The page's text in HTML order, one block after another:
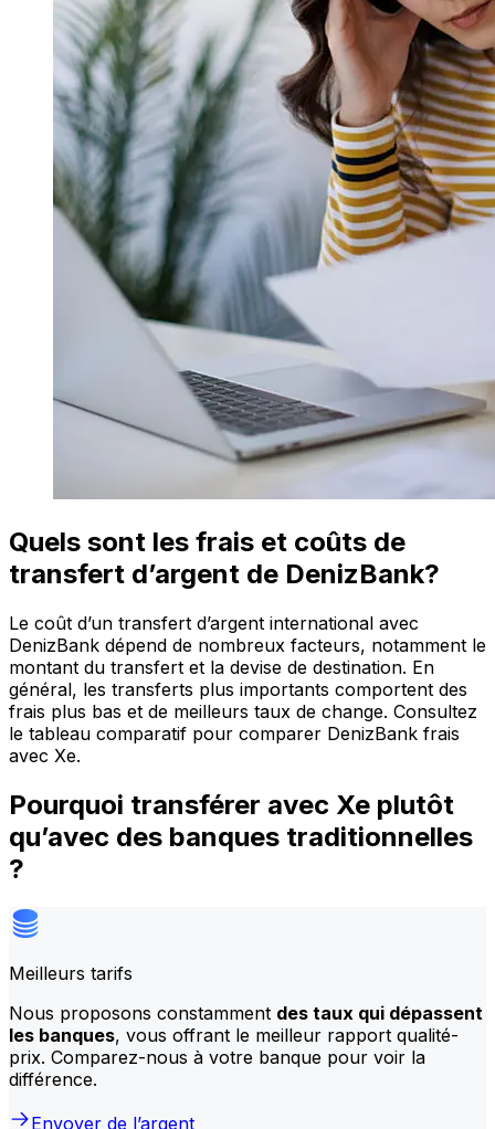
Quels sont les frais et coûts de
transfert d’argent de DenizBank?
Le coût d’un transfert d’argent international avec
DenizBank dépend de nombreux facteurs, notamment le
montant du transfert et la devise de destination. En
général, les transferts plus importants comportent des
frais plus bas et de meilleurs taux de change. Consultez
le tableau comparatif pour comparer DenizBank frais
avec Xe.
Pourquoi transférer avec Xe plutôt
qu’avec des banques traditionnelles
?
Meilleurs tarifs
Nous proposons constamment des taux qui dépassent
les banques, vous offrant le meilleur rapport qualité-
prix. Comparez-nous à votre banque pour voir la
différence.
Envoyer de l’argent